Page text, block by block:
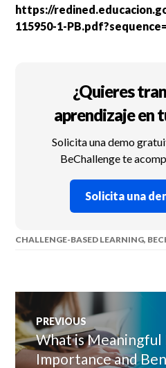
https://
115950-1-
¿Quieres
aprendizaje en
Solicita una demo
BeChallenge te
Solicita una
CHALLENGE-BASED LEARNING,
Post
navigation
PREVIOUS
Previous
post:
What is Meaningful
Importance and